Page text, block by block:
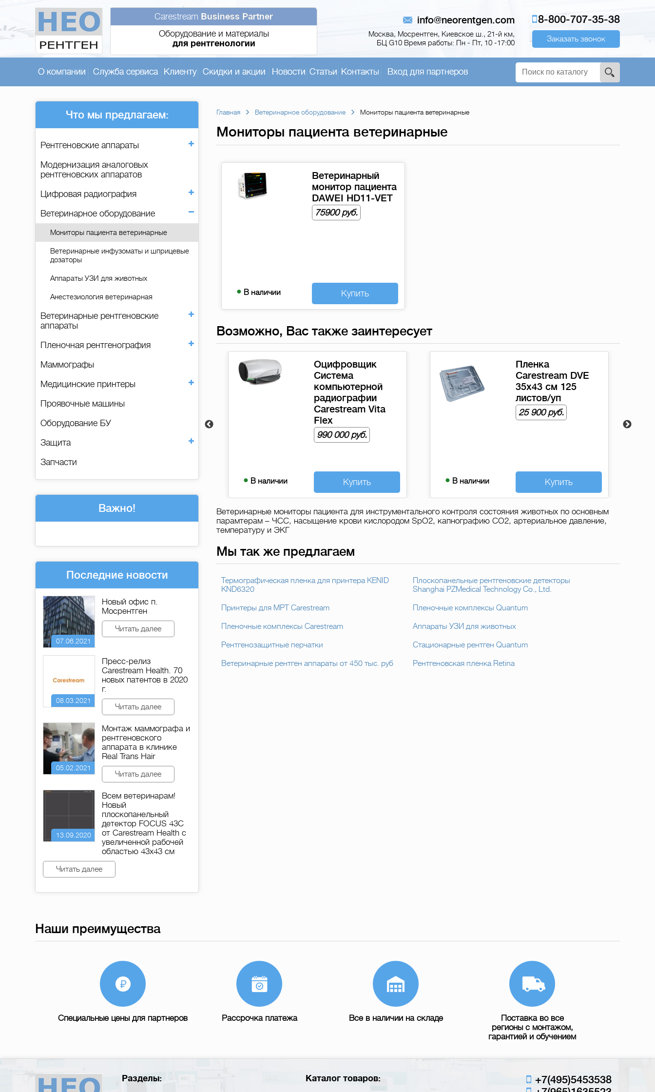
Carestream Business Partner
Оборудование и материалы
для рентгенологии
info@neorentgen.com
Москва, Мосрентген, Киевское ш., 21-й км,
БЦ G10 Время работы: Пн - Пт, 10 -17:00
8-800-707-35-38
Заказать звонок
О компании Служба сервиса Клиенту Скидки и акции Новости Статьи Контакты Вход для партнеров
Что мы предлагаем:
Рентгеновские аппараты
Модернизация аналоговых
рентгеновских аппаратов
Цифровая радиография
Ветеринарное оборудование
Мониторы пациента ветеринарные
Ветеринарные инфузоматы и шприцевые
дозаторы
Аппараты УЗИ для животных
Анестезиология ветеринарная
Ветеринарные рентгеновские
аппараты
Пленочная рентгенография
Маммографы
Медицинские принтеры
Проявочные машины
Оборудование БУ
Защита
Запчасти
Важно!
Последние новости
07.06.2021
Новый офис п.
Мосрентген
Читать далее
08.03.2021
Пресс-релиз
Carestream Health. 70
новых патентов в 2020
г.
Читать далее
05.02.2021
Монтаж маммографа и
рентгеновского
аппарата в клинике
Real Trans Hair
Читать далее
13.09.2020
Всем ветеринарам!
Новый
плоскопанельный
детектор FOCUS 43C
от Сarestream Health с
увеличенной рабочей
областью 43х43 см
Читать далее
Главная Ветеринарное оборудование Мониторы пациента ветеринарные
Мониторы пациента ветеринарные
В наличии
Ветеринарный
монитор пациента
DAWEI HD11-VET
75900 руб.
Купить
Возможно, Вас также заинтересует
В наличии
компьютерной
Carestream Vita
Купить В наличии
Пленка
Carestream DVE
35х43 см 125
листов/уп
25 900 руб.
Купить В наличии
Система
компьютерной
радиографии для
маммографии
Carestream CR
Classic
Купить
Ветеринарные мониторы пациента для инструментального контроля состояния животных по основным
парамтерам – ЧСС, насыщение крови кислородом SpO2, капнографию CO2, артериальное давление,
температуру и ЭКГ
Мы так же предлагаем
Термографическая пленка для принтера KENID
KND6320
Плоскопанельные рентгеновские детекторы
Shanghai PZMedical Technology Co., Ltd.
Принтеры для МРТ Carestream Пленочные комплексы Quantum
Пленочные комплексы Carestream Аппараты УЗИ для животных
Рентгенозащитные перчатки Стационарные рентген Quantum
Ветеринарные рентген аппараты от 450 тыс. руб Рентгеновская пленка Retina
Наши преимущества
Специальные цены для партнеров Рассрочка платежа Все в наличии на складе
Поставка во все
регионы с монтажом,
гарантией и обучением
Разделы: Каталог товаров:
+7(495)5453538